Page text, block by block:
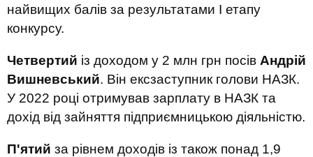
найвищих балів за результатами І етапу
конкурсу.
Четвертий із доходом у 2 млн грн посів Андрій
Вишневський. Він ексзаступник голови НАЗК.
У 2022 році отримував зарплату в НАЗК та
дохід від зайняття підприємницькою діяльністю.
П'ятий за рівнем доходів із також понад 1,9